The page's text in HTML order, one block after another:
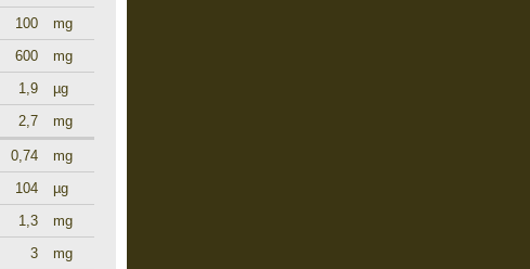
100
mg
600
mg
1,9
µg
2,7 mg
0,74
mg
104
µg
1,3
mg
3
mg